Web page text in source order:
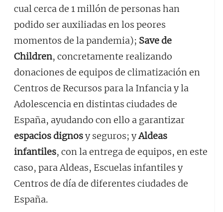
cual cerca de 1 millón de personas han
podido ser auxiliadas en los peores
momentos de la pandemia); Save de
Children, concretamente realizando
donaciones de equipos de climatización en
Centros de Recursos para la Infancia y la
Adolescencia en distintas ciudades de
España, ayudando con ello a garantizar
espacios dignosy seguros; yAldeas
infantiles, con la entrega de equipos, en este
caso, para Aldeas, Escuelas infantiles y
Centros de día de diferentes ciudades de
España.